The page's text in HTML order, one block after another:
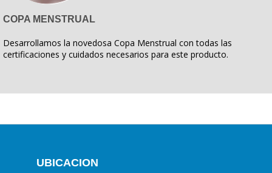
COPA MENSTRUAL
Desarrollamos la novedosa Copa Menstrual con todas las
certificaciones y cuidados necesarios para este producto.
UBICACION